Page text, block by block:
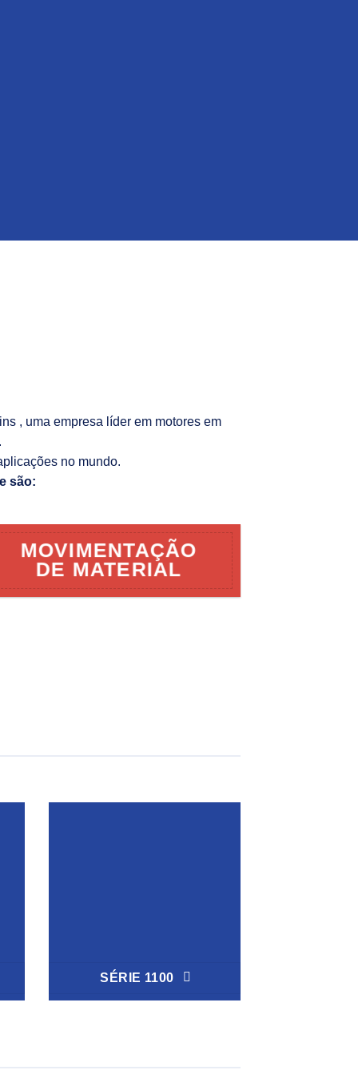
, uma empresa líder em motores em
no mundo.
são:
MOVIMENTAÇÃO
DE MATERIAL
SÉRIE 1100